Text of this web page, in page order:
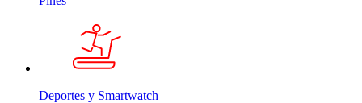
Deportes y Smartwatch